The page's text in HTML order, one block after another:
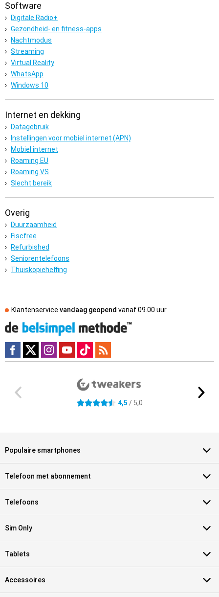
Software
Digitale Radio+
Gezondheid- en fitness-apps
Nachtmodus
Streaming
Virtual Reality
WhatsApp
Windows 10
Internet en dekking
Datagebruik
Instellingen voor mobiel internet (APN)
Mobiel internet
Roaming EU
Roaming VS
Slecht bereik
Overig
Duurzaamheid
Fiscfree
Refurbished
Seniorentelefoons
Thuiskopieheffing
Klantenservice vandaag geopend vanaf09.00 uur
4.5 sterren 4,5 / 5,0
Populaire smartphones
Telefoon met abonnement
Telefoons
Sim Only
Tablets
Accessoires